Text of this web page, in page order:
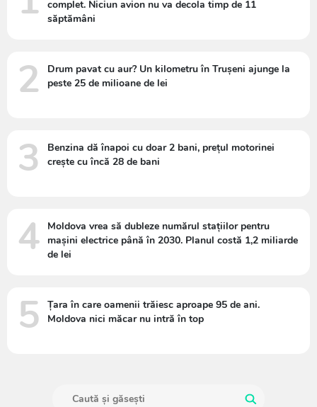
complet. Niciun avion nu va decola timp de 11
săptămâni
2
Drum pavat cu aur? Un kilometru în Trușeni ajunge la
peste 25 de milioane de lei
3
Benzina dă înapoi cu doar 2 bani, prețul motorinei
crește cu încă 28 de bani
4
Moldova vrea să dubleze numărul stațiilor pentru
mașini electrice până în 2030. Planul costă 1,2 miliarde
de lei
5
Țara în care oamenii trăiesc aproape 95 de ani.
Moldova nici măcar nu intră în top